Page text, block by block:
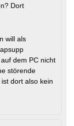
Dort
will als
dem PC nicht
störende
dort also kein